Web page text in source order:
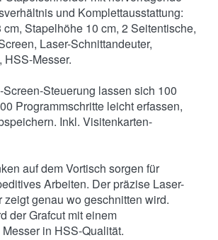
und Komplettausstattung:
Stapelhöhe 10 cm, 2 Seitentische,
Laser-Schnittandeuter,
HSS-Messer.
Steuerung lassen sich 100
Programmschritte leicht erfassen,
Inkl. Visitenkarten-
auf dem Vortisch sorgen für
Arbeiten. Der präzise Laser-
zeigt genau wo geschnitten wird.
der Grafcut mit einem
in HSS-Qualität.